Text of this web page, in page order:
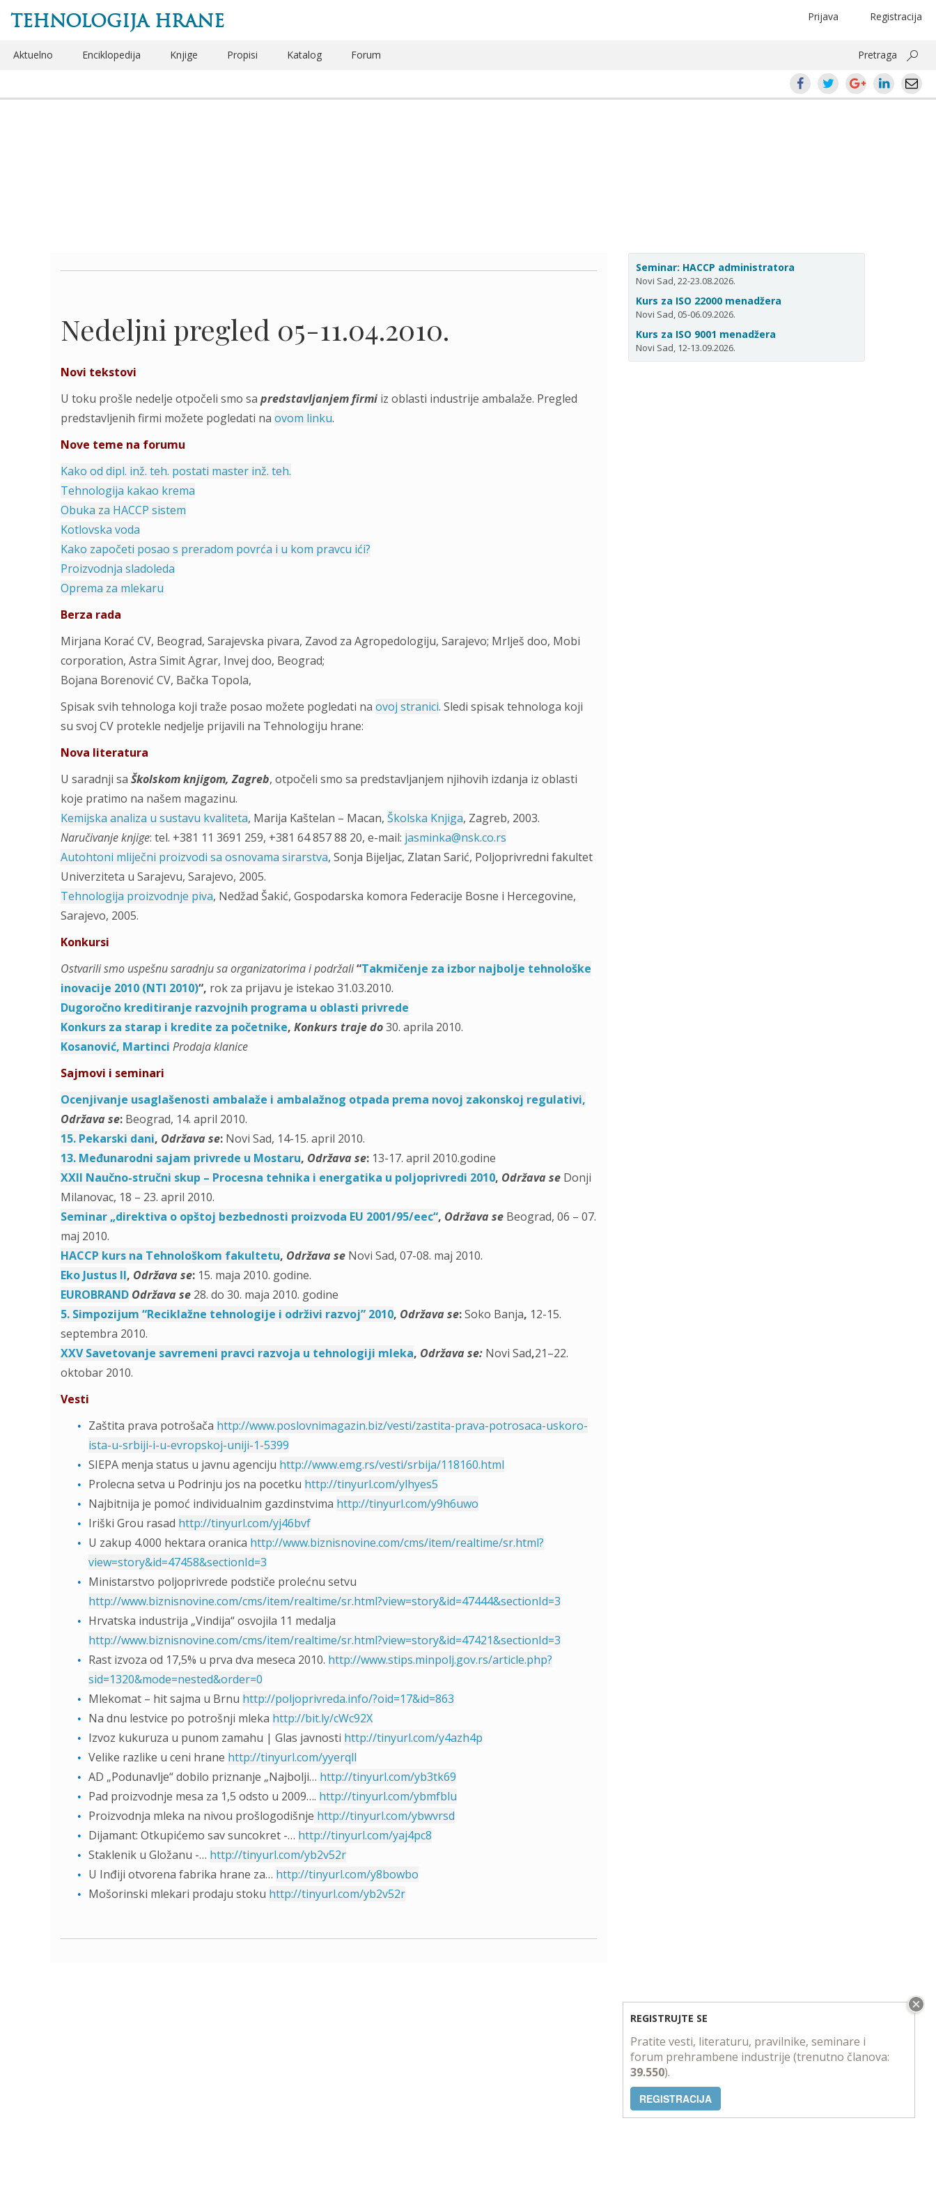
TEHNOLOGIJA HRANE Registracija
Prijava
Aktuelno Enciklopedija Knjige Propisi Katalog Forum Pretraga
Nedeljni pregled 05-11.04.2010.
Novi tekstovi
U toku prošle nedelje otpočeli smo sa predstavljanjem firmi iz oblasti industrije ambalaže. Pregled
predstavljenih firmi možete pogledati na ovom linku.
Nove teme na forumu
Kako od dipl. inž. teh. postati master inž. teh.
Tehnologija kakao krema
Obuka za HACCP sistem
Kotlovska voda
Kako započeti posao s preradom povrća i u kom pravcu ići?
Proizvodnja sladoleda
Oprema za mlekaru
Berza rada
Mirjana Korać CV, Beograd, Sarajevska pivara, Zavod za Agropedologiju, Sarajevo; Mrlješ doo, Mobi
corporation, Astra Simit Agrar, Invej doo, Beograd;
Bojana Borenović CV, Bačka Topola,
Spisak svih tehnologa koji traže posao možete pogledati na ovoj stranici. Sledi spisak tehnologa koji
su svoj CV protekle nedjelje prijavili na Tehnologiju hrane:
Nova literatura
U saradnji sa Školskom knjigom, Zagreb, otpočeli smo sa predstavljanjem njihovih izdanja iz oblasti
koje pratimo na našem magazinu.
Kemijska analiza u sustavu kvaliteta, Marija Kaštelan – Macan, Školska Knjiga, Zagreb, 2003.
Naručivanje knjige: tel. +381 11 3691 259, +381 64 857 88 20, e-mail: jasminka@nsk.co.rs
Autohtoni mliječni proizvodi sa osnovama sirarstva, Sonja Bijeljac, Zlatan Sarić, Poljoprivredni fakultet
Univerziteta u Sarajevu, Sarajevo, 2005.
Tehnologija proizvodnje piva, Nedžad Šakić, Gospodarska komora Federacije Bosne i Hercegovine,
Sarajevo, 2005.
Konkursi
Ostvarili smo uspešnu saradnju sa organizatorima i podržali“Takmičenje za izbor najbolje tehnološke
inovacije 2010 (NTI 2010)“, rok za prijavu je istekao 31.03.2010.
Dugoročno kreditiranje razvojnih programa u oblasti privrede
Konkurs za starap i kredite za početnike, Konkurs traje do30. aprila 2010.
Kosanović, Martinci Prodaja klanice
Sajmovi i seminari
Ocenjivanje usaglašenosti ambalaže i ambalažnog otpada prema novoj zakonskoj regulativi,
Održava se: Beograd, 14. april 2010.
15. Pekarski dani, Održava se: Novi Sad, 14-15. april 2010.
13. Međunarodni sajam privrede u Mostaru, Održava se: 13-17. april 2010.godine
XXII Naučno-stručni skup – Procesna tehnika i energatika u poljoprivredi 2010, Održava se Donji
Milanovac, 18 – 23. april 2010.
Seminar „direktiva o opštoj bezbednosti proizvoda EU 2001/95/eec“, Održava se Beograd, 06 – 07.
maj 2010.
HACCP kurs na Tehnološkom fakultetu, Održava se Novi Sad, 07-08. maj 2010.
Eko Justus II, Održava se: 15. maja 2010. godine.
EUROBRAND Održava se 28. do 30. maja 2010. godine
5. Simpozijum “Reciklažne tehnologije i održivi razvoj” 2010, Održava se:Soko Banja, 12-15.
septembra 2010.
XXV Savetovanje savremeni pravci razvoja u tehnologiji mleka, Održava se: Novi Sad,21–22.
oktobar 2010.
Vesti
Zaštita prava potrošača http://www.poslovnimagazin.biz/vesti/zastita-prava-potrosaca-uskoro-
ista-u-srbiji-i-u-evropskoj-uniji-1-5399
SIEPA menja status u javnu agenciju http://www.emg.rs/vesti/srbija/118160.html
Prolecna setva u Podrinju jos na pocetku http://tinyurl.com/ylhyes5
Najbitnija je pomoć individualnim gazdinstvima http://tinyurl.com/y9h6uwo
Iriški Grou rasad http://tinyurl.com/yj46bvf
U zakup 4.000 hektara oranica http://www.biznisnovine.com/cms/item/realtime/sr.html?
view=story&id=47458&sectionId=3
Ministarstvo poljoprivrede podstiče prolećnu setvu
http://www.biznisnovine.com/cms/item/realtime/sr.html?view=story&id=47444&sectionId=3
Hrvatska industrija „Vindija“ osvojila 11 medalja
http://www.biznisnovine.com/cms/item/realtime/sr.html?view=story&id=47421&sectionId=3
Rast izvoza od 17,5% u prva dva meseca 2010. http://www.stips.minpolj.gov.rs/article.php?
sid=1320&mode=nested&order=0
Mlekomat – hit sajma u Brnu http://poljoprivreda.info/?oid=17&id=863
Na dnu lestvice po potrošnji mleka http://bit.ly/cWc92X
Izvoz kukuruza u punom zamahu | Glas javnosti http://tinyurl.com/y4azh4p
Velike razlike u ceni hrane http://tinyurl.com/yyerqll
AD „Podunavlje“ dobilo priznanje „Najbolji… http://tinyurl.com/yb3tk69
Pad proizvodnje mesa za 1,5 odsto u 2009…. http://tinyurl.com/ybmfblu
Proizvodnja mleka na nivou prošlogodišnje http://tinyurl.com/ybwvrsd
Dijamant: Otkupićemo sav suncokret -… http://tinyurl.com/yaj4pc8
Staklenik u Gložanu -… http://tinyurl.com/yb2v52r
U Inđiji otvorena fabrika hrane za… http://tinyurl.com/y8bowbo
Mošorinski mlekari prodaju stoku http://tinyurl.com/yb2v52r
Seminar: HACCP administratora
Novi Sad, 22-23.08.2026.
Kurs za ISO 22000 menadžera
Novi Sad, 05-06.09.2026.
Kurs za ISO 9001 menadžera
Novi Sad, 12-13.09.2026.
REGISTRUJTE SE
Pratite vesti, literaturu, pravilnike, seminare i
forum prehrambene industrije (trenutno članova:
39.550).
REGISTRACIJA